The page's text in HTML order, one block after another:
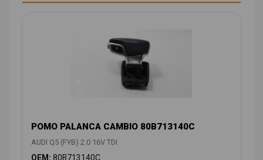
POMO PALANCA CAMBIO 80B713140C
AUDI Q5 (FYB) 2.0 16V TDI
OEM: 80B713140C